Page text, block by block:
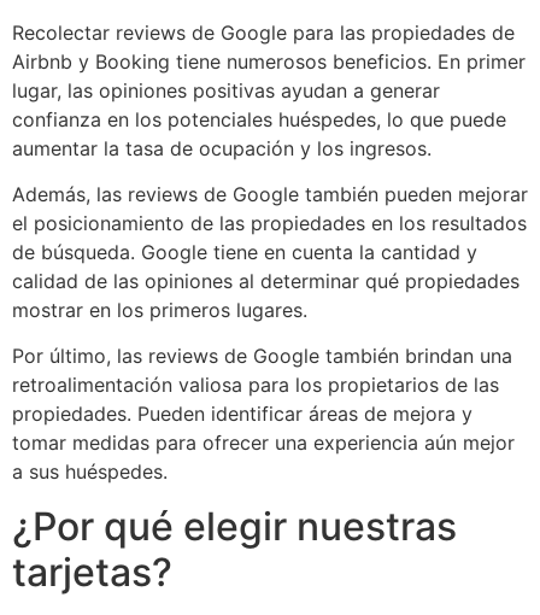
Recolectar reviews de Google para las propiedades de
Airbnb y Booking tiene numerosos beneficios. En primer
lugar, las opiniones positivas ayudan a generar
confianza en los potenciales huéspedes, lo que puede
aumentar la tasa de ocupación y los ingresos.
Además, las reviews de Google también pueden mejorar
el posicionamiento de las propiedades en los resultados
de búsqueda. Google tiene en cuenta la cantidad y
calidad de las opiniones al determinar qué propiedades
mostrar en los primeros lugares.
Por último, las reviews de Google también brindan una
retroalimentación valiosa para los propietarios de las
propiedades. Pueden identificar áreas de mejora y
tomar medidas para ofrecer una experiencia aún mejor
a sus huéspedes.
¿Por qué elegir nuestras
tarjetas?